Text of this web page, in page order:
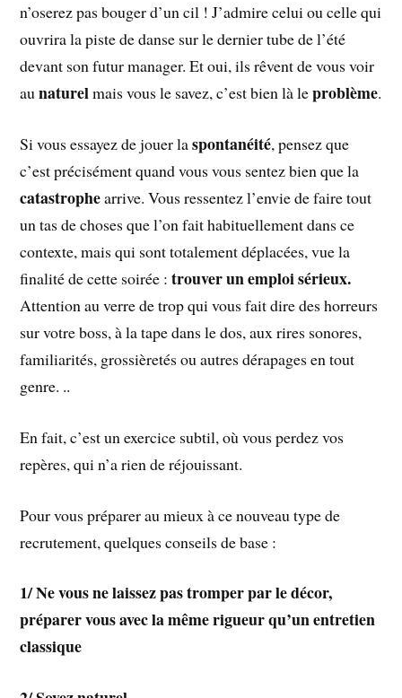
n’oserez pas bouger d’un cil ! J’admire celui ou celle qui
ouvrira la piste de danse sur le dernier tube de l’été
devant son futur manager. Et oui, ils rêvent de vous voir
aunaturelmais vous le savez, c’est bien là leproblème.
Si vous essayez de jouer laspontanéité, pensez que
c’est précisément quand vous vous sentez bien que la
catastrophearrive. Vous ressentez l’envie de faire tout
un tas de choses que l’on fait habituellement dans ce
contexte, mais qui sont totalement déplacées, vue la
finalité de cette soirée :trouver un emploi sérieux.
Attention au verre de trop qui vous fait dire des horreurs
sur votre boss, à la tape dans le dos, aux rires sonores,
familiarités, grossièretés ou autres dérapages en tout
genre. ..
En fait, c’est un exercice subtil, où vous perdez vos
repères, qui n’a rien de réjouissant.
Pour vous préparer au mieux à ce nouveau type de
recrutement, quelques conseils de base :
1/Ne vous ne laissez pas tromper par le décor,
préparer vous avec la même rigueur qu’un entretien
classique